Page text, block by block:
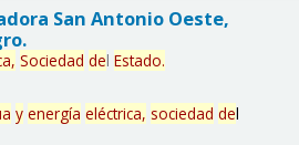
San Antonio Oeste,
Sociedad del Estado.
y energía eléctrica, sociedad del